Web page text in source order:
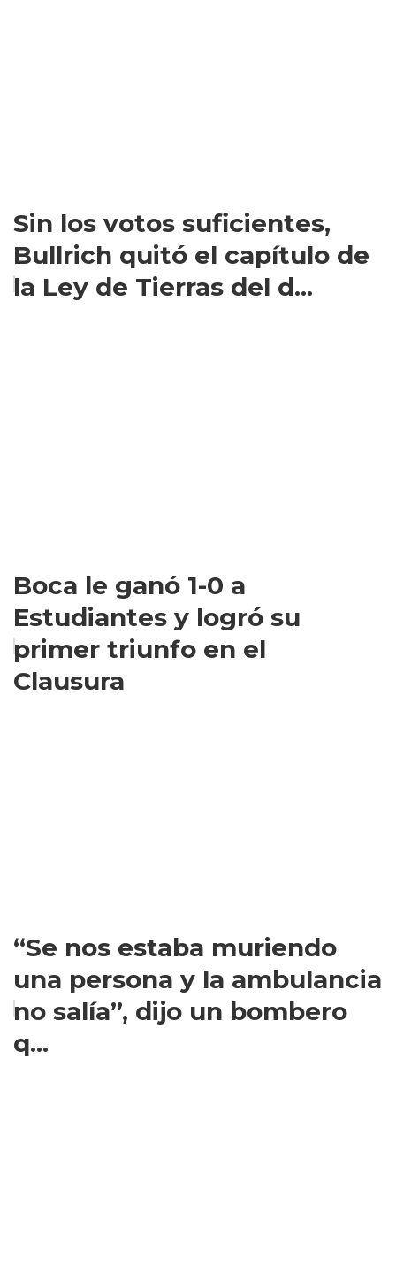
Sin los votos suficientes,
Bullrich quitó el capítulo de
la Ley de Tierras del d...
Boca le ganó 1-0 a
Estudiantes y logró su
primer triunfo en el
Clausura
“Se nos estaba muriendo
una persona y la ambulancia
no salía”, dijo un bombero
q...